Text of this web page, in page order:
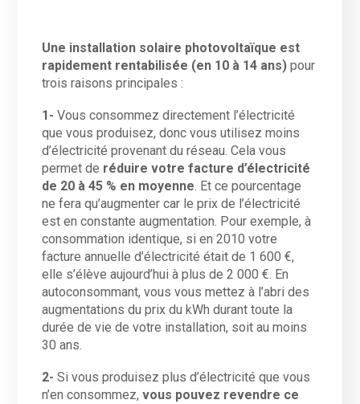
Une installation solaire photovoltaïque est
rapidement rentabilisée (en 10 à 14 ans) pour
trois raisons principales :
1- Vous consommez directement l’électricité
que vous produisez, donc vous utilisez moins
d’électricité provenant du réseau. Cela vous
permet de réduire votre facture d’électricité
de 20 à 45 % en moyenne. Et ce pourcentage
ne fera qu’augmenter car le prix de l’électricité
est en constante augmentation. Pour exemple, à
consommation identique, si en 2010 votre
facture annuelle d’électricité était de 1 600 €,
elle s’élève aujourd’hui à plus de 2 000 €. En
autoconsommant, vous vous mettez à l’abri des
augmentations du prix du kWh durant toute la
durée de vie de votre installation, soit au moins
30 ans.
2- Si vous produisez plus d’électricité que vous
n’en consommez,vous pouvez revendre ce